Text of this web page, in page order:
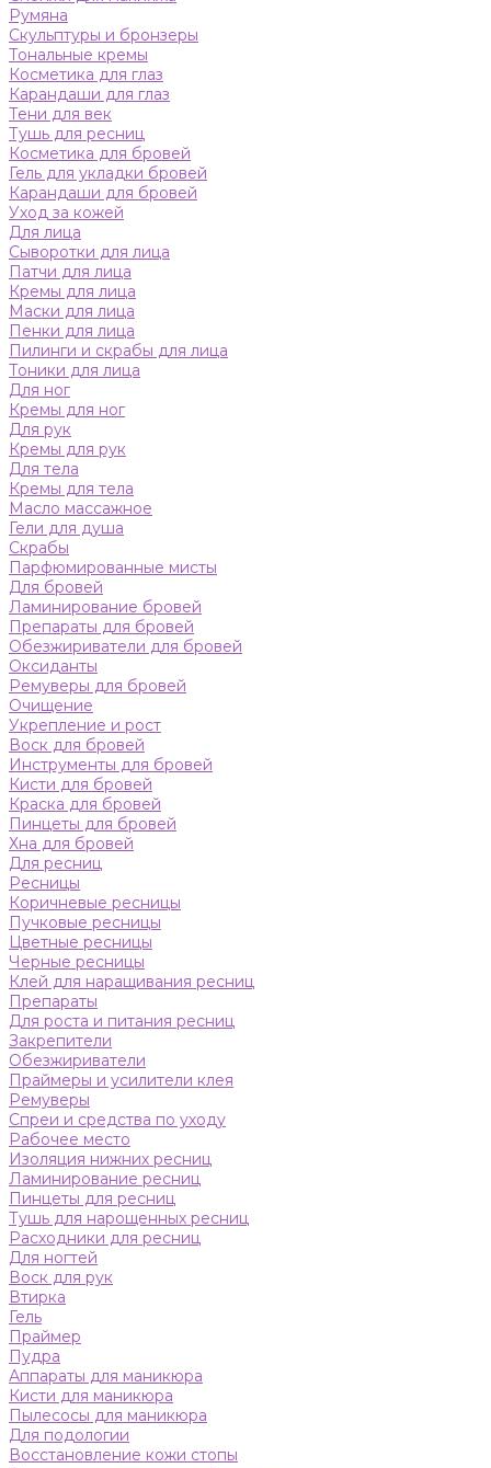
Румяна
Скульптуры и бронзеры
Тональные кремы
Косметика для глаз
Карандаши для глаз
Тени для век
Тушь для ресниц
Косметика для бровей
Гель для укладки бровей
Карандаши для бровей
Уход за кожей
Для лица
Сыворотки для лица
Патчи для лица
Кремы для лица
Маски для лица
Пенки для лица
Пилинги и скрабы для лица
Тоники для лица
Для ног
Кремы для ног
Для рук
Кремы для рук
Для тела
Кремы для тела
Масло массажное
Гели для душа
Скрабы
Парфюмированные мисты
Для бровей
Ламинирование бровей
Препараты для бровей
Обезжириватели для бровей
Оксиданты
Ремуверы для бровей
Очищение
Укрепление и рост
Воск для бровей
Инструменты для бровей
Кисти для бровей
Краска для бровей
Пинцеты для бровей
Хна для бровей
Для ресниц
Ресницы
Коричневые ресницы
Пучковые ресницы
Цветные ресницы
Черные ресницы
Клей для наращивания ресниц
Препараты
Для роста и питания ресниц
Закрепители
Обезжириватели
Праймеры и усилители клея
Ремуверы
Спреи и средства по уходу
Рабочее место
Изоляция нижних ресниц
Ламинирование ресниц
Пинцеты для ресниц
Тушь для нарощенных ресниц
Расходники для ресниц
Для ногтей
Воск для рук
Втирка
Гель
Праймер
Пудра
Аппараты для маникюра
Кисти для маникюра
Пылесосы для маникюра
Для подологии
Восстановление кожи стопы